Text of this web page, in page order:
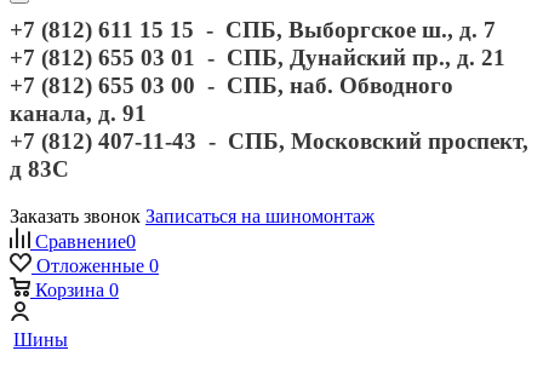
+7 (812) 611 15 15 - СПБ, Выборгское ш., д. 7
+7 (812) 655 03 01 - СПБ, Дунайский пр., д. 21
+7 (812) 655 03 00 - СПБ, наб. Обводного
канала, д. 91
+7 (812) 407-11-43 - СПБ, Московский проспект,
д 83С
Заказать звонок Записаться на шиномонтаж
Сравнение0
Отложенные 0
Корзина 0
Шины